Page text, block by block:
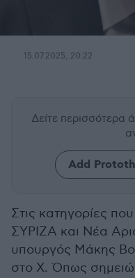
15.07.2025, 20:22
Δείτε περισσότερα
Add
Στις κατηγορίες
ΣΥΡΙΖΑ και Νέα
υπουργός Μάκης
στο Χ. Όπως